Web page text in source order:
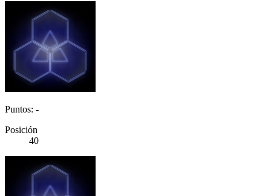
Puntos: -
Posición
40